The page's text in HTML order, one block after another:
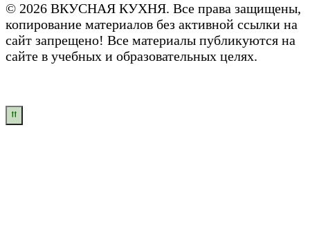
© 2026 ВКУСНАЯ КУХНЯ. Все права защищены,
копирование материалов без активной ссылки на
сайт запрещено! Все материалы публикуются на
сайте в учебных и образовательных целях.